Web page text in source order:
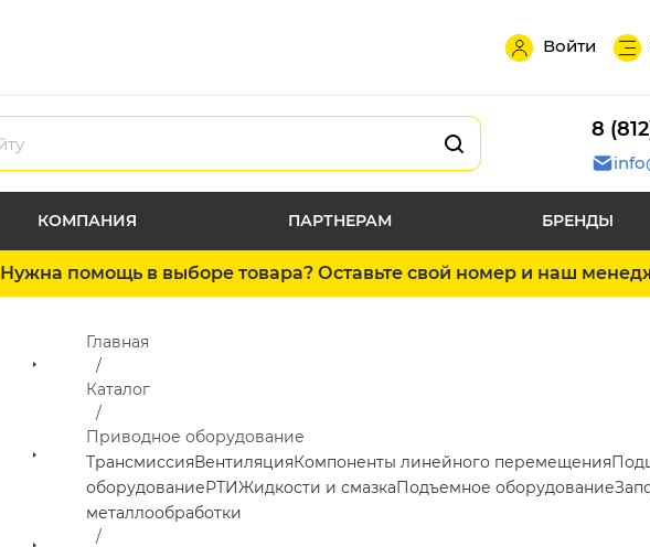
Войти
8
КОМПАНИЯ ПАРТНЕРАМ БРЕНДЫ
Нужна помощь в выборе товара? Оставьте свой номер и наш
Главная
Каталог
Приводное оборудование
ТрансмиссияВентиляцияКомпоненты линейного перемещения
оборудованиеРТИЖидкости и смазкаПодъемное оборудование
металлообработки